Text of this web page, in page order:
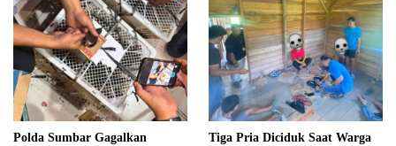
Polda Sumbar Gagalkan
Tiga Pria Diciduk Saat Warga